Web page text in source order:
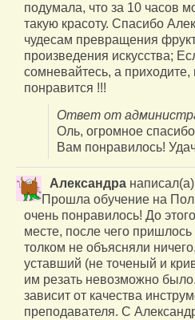
подумала, что за 10 часов
такую красоту. Спасибо
чудесам превращения
произведения искусства;
сомневайтесь, а приходите,
понравится !!!
Ответ от
Оль, огромное
Вам понравилось!
Александра написал(а)
Прошла обучение на
очень понравилось! До
месте, после чего пришлось
толком не объясняли
уставший (не точеный и
им резать невозможно
зависит от качества
преподавателя. С